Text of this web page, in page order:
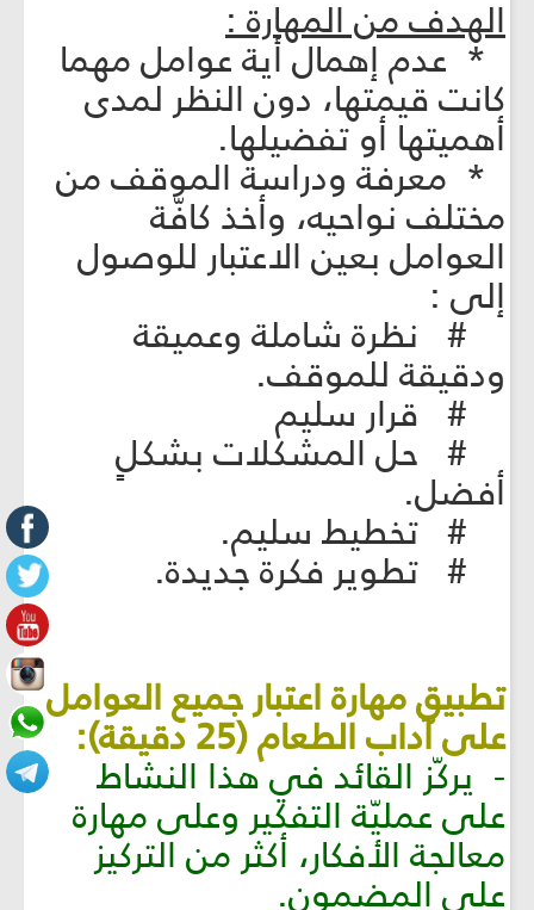
الهدف من المهارة :
* عدم إهمال أية عوامل مهما
كانت قيمتها، دون النظر لمدى
أهميتها أو تفضيلها.
* معرفة ودراسة الموقف من
مختلف نواحيه، وأخذ كافّة
العوامل بعين الاعتبار للوصول
إلى :
# نظرة شاملة وعميقة
ودقيقة للموقف.
# قرار سليم
# حل المشكلات بشكلٍ
أفضل.
# تخطيط سليم.
# تطوير فكرة جديدة.
تطبيق مهارة اعتبار جميع العوامل
على آداب الطعام (25 دقيقة):
- يركّز القائد في هذا النشاط
على عمليّة التفكير وعلى مهارة
معالجة الأفكار، أكثر من التركيز
على المضمون.